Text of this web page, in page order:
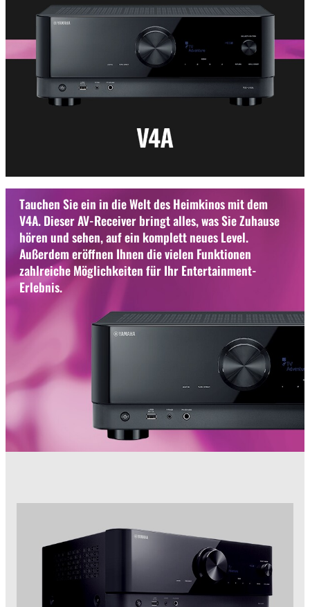
Tauchen Sie ein in die Welt des Heimkinos mit dem
V4A. Dieser AV-Receiver bringt alles, was Sie Zuhause
hören und sehen, auf ein komplett neues Level.
Außerdem eröffnen Ihnen die vielen Funktionen
zahlreiche Möglichkeiten für Ihr Entertainment-
Erlebnis.